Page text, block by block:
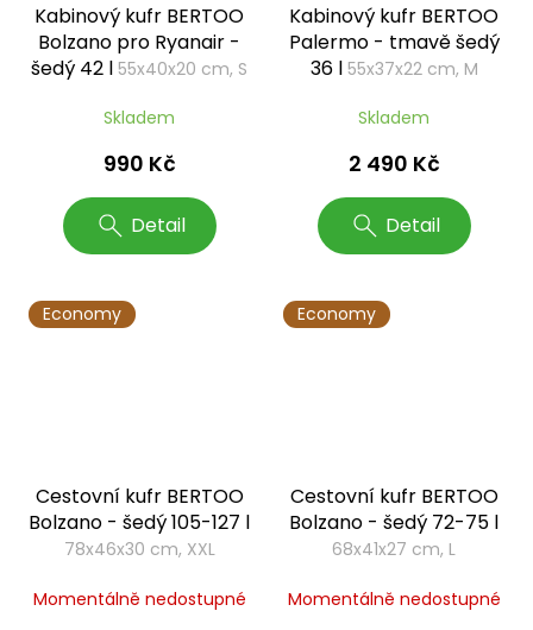
Kabinový kufr BERTOO
Bolzano pro Ryanair -
šedý 42 l 55x40x20 cm, S
Skladem
990 Kč
Detail
Kabinový kufr BERTOO
Palermo - tmavě šedý
36 l 55x37x22 cm, M
Skladem
2 490 Kč
Detail
Economy
Cestovní kufr BERTOO
Bolzano - šedý 105-127 l
78x46x30 cm, XXL
Momentálně nedostupné
Economy
Cestovní kufr BERTOO
Bolzano - šedý 72-75 l
68x41x27 cm, L
Momentálně nedostupné